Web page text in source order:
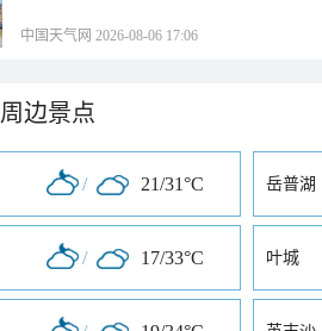
中国天气网 2026-08-06 17:06
周边景点
/ 21/31°C 岳普湖
/ 17/33°C 叶城